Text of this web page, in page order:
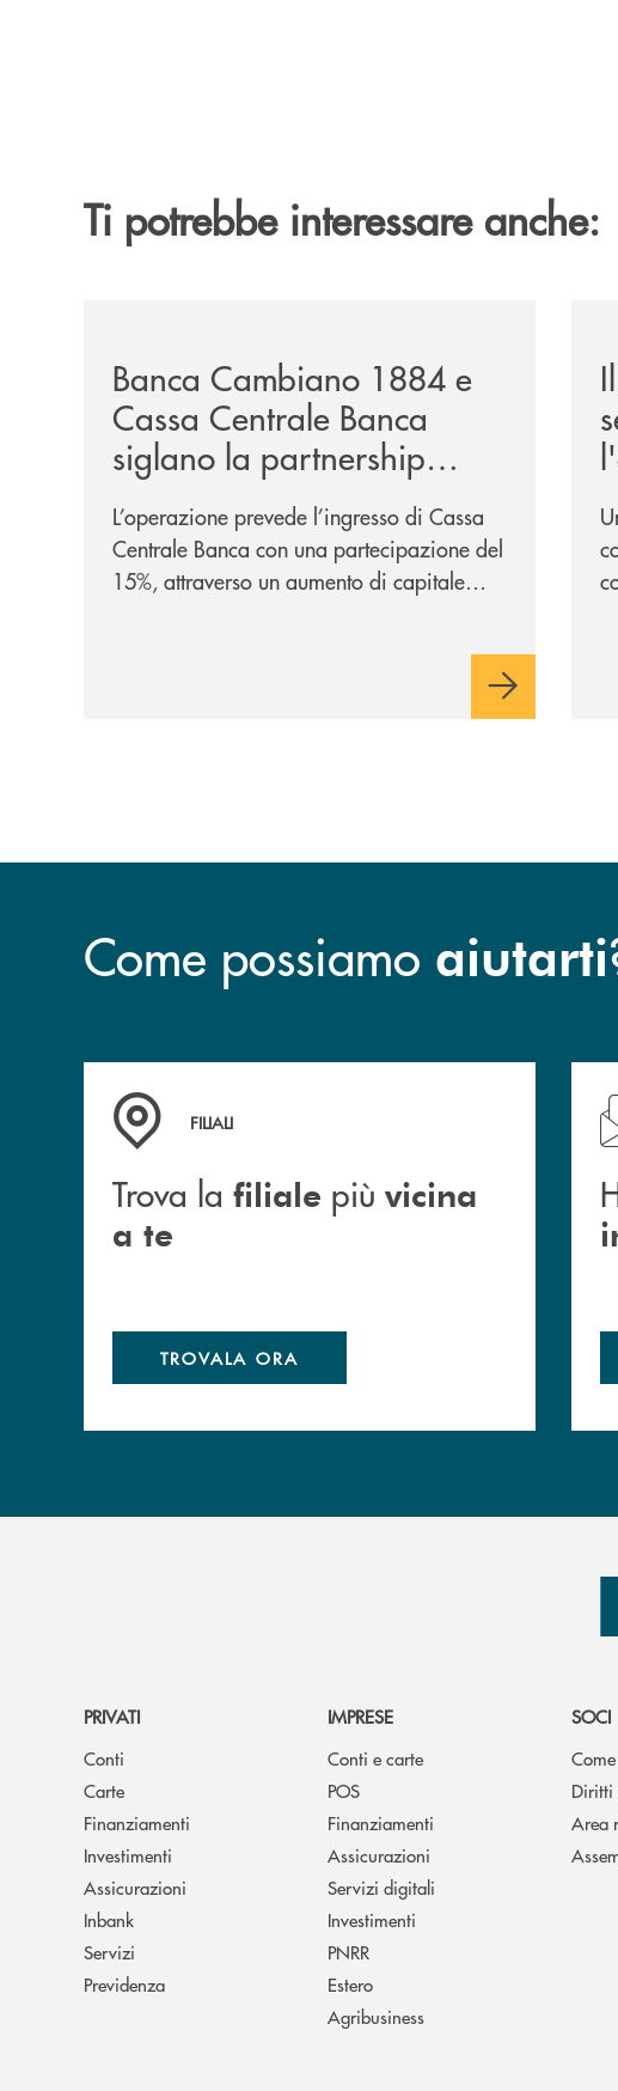
Ti potrebbe interessare anche:
Banca Cambiano 1884 e
Cassa Centrale Banca
siglano la partnership
strategica
L’operazione prevede l’ingresso di Cassa
Centrale Banca con una partecipazione del
15%, attraverso un aumento di capitale
sulla condivisione di valori comuni e sulla
prossimità ai territori, per ampliare l’offerta
Come possiamo aiutarti
Trova la filiale più vicina a te
FILIALI
Trova la filiale più vicina
a te
TROVALA ORA
PRIVATI
Conti
Carte
Finanziamenti
Investimenti
Assicurazioni
Inbank
Servizi
Previdenza
IMPRESE
Conti e carte
POS
Finanziamenti
Assicurazioni
Servizi digitali
Investimenti
PNRR
Estero
Agribusiness
SOCI
Diritti
Area